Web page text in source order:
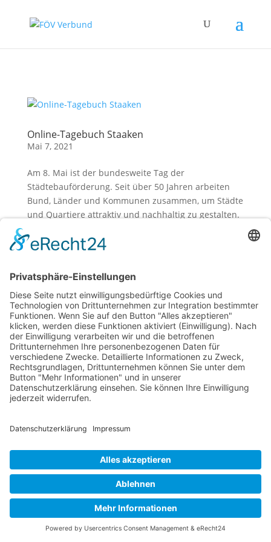
Online-Tagebuch Staaken
Mai 7, 2021
Am 8. Mai ist der bundesweite Tag der
Städtebauförderung. Seit über 50 Jahren arbeiten
Bund, Länder und Kommunen zusammen, um Städte
und Quartiere attraktiv und nachhaltig zu gestalten.
die Möglichkeit, eigene...
Buy now